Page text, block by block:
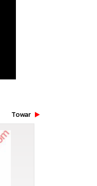
Towar